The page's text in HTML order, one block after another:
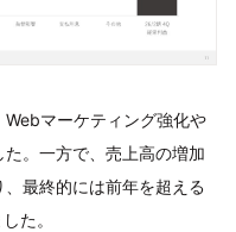
マーケティング強化や
た。一方で、売上高の増加
最終的には前年を超える
た。